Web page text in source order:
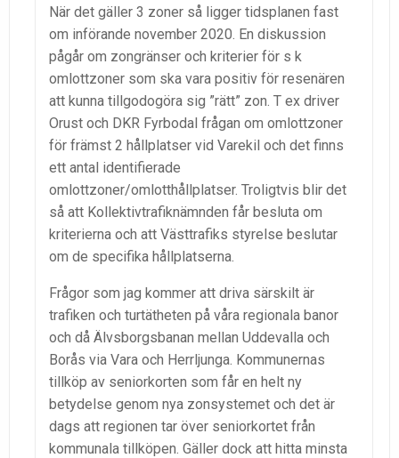
När det gäller 3 zoner så ligger tidsplanen fast
om införande november 2020. En diskussion
pågår om zongränser och kriterier för s k
omlottzoner som ska vara positiv för resenären
att kunna tillgodogöra sig ”rätt” zon. T ex driver
Orust och DKR Fyrbodal frågan om omlottzoner
för främst 2 hållplatser vid Varekil och det finns
ett antal identifierade
omlottzoner/omlotthållplatser. Troligtvis blir det
så att Kollektivtrafiknämnden får besluta om
kriterierna och att Västtrafiks styrelse beslutar
om de specifika hållplatserna.
Frågor som jag kommer att driva särskilt är
trafiken och turtätheten på våra regionala banor
och då Älvsborgsbanan mellan Uddevalla och
Borås via Vara och Herrljunga. Kommunernas
tillköp av seniorkorten som får en helt ny
betydelse genom nya zonsystemet och det är
dags att regionen tar över seniorkortet från
kommunala tillköpen. Gäller dock att hitta minsta